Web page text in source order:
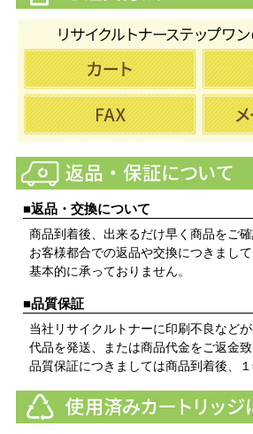
■返品・交換について
商品到着後、出来るだけ早く商品をご確
お客様都合での返品や交換につきまして
基本的に承っておりません。
■品質保証
当社リサイクルトナーに印刷不良などが
代品を発送、または商品代金をご返金致
品質保証につきましては商品到着後、１